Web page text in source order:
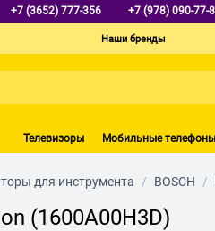
+7 (3652) 777-356 +7 (978) 090-77-
Наши бренды
Телевизоры Мобильные телефоны
для инструмента / BOSCH /
(1600A00H3D)